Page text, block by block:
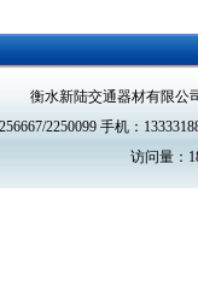
衡水新陆交通器材有限公
2250099 手机：
访问量：